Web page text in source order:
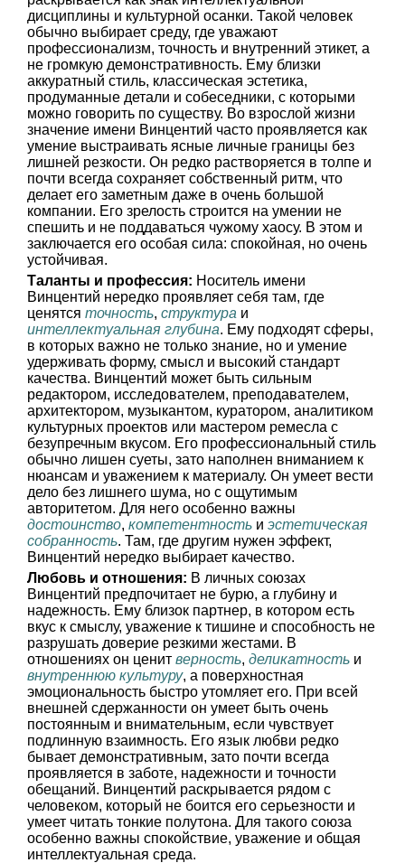
дисциплины и культурной осанки. Такой человек
обычно выбирает среду, где уважают
профессионализм, точность и внутренний этикет, а
не громкую демонстративность. Ему близки
аккуратный стиль, классическая эстетика,
продуманные детали и собеседники, с которыми
можно говорить по существу. Во взрослой жизни
значение имени Винцентий часто проявляется как
умение выстраивать ясные личные границы без
лишней резкости. Он редко растворяется в толпе и
почти всегда сохраняет собственный ритм, что
делает его заметным даже в очень большой
компании. Его зрелость строится на умении не
спешить и не поддаваться чужому хаосу. В этом и
заключается его особая сила: спокойная, но очень
устойчивая.
Таланты и профессия: Носитель имени
Винцентий нередко проявляет себя там, где
ценятся точность, структура и
интеллектуальная глубина. Ему подходят сферы,
в которых важно не только знание, но и умение
удерживать форму, смысл и высокий стандарт
качества. Винцентий может быть сильным
редактором, исследователем, преподавателем,
архитектором, музыкантом, куратором, аналитиком
культурных проектов или мастером ремесла с
безупречным вкусом. Его профессиональный стиль
обычно лишен суеты, зато наполнен вниманием к
нюансам и уважением к материалу. Он умеет вести
дело без лишнего шума, но с ощутимым
авторитетом. Для него особенно важны
достоинство, компетентность и эстетическая
собранность. Там, где другим нужен эффект,
Винцентий нередко выбирает качество.
Любовь и отношения: В личных союзах
Винцентий предпочитает не бурю, а глубину и
надежность. Ему близок партнер, в котором есть
вкус к смыслу, уважение к тишине и способность не
разрушать доверие резкими жестами. В
отношениях он ценит верность, деликатность и
внутреннюю культуру, а поверхностная
эмоциональность быстро утомляет его. При всей
внешней сдержанности он умеет быть очень
постоянным и внимательным, если чувствует
подлинную взаимность. Его язык любви редко
бывает демонстративным, зато почти всегда
проявляется в заботе, надежности и точности
обещаний. Винцентий раскрывается рядом с
человеком, который не боится его серьезности и
умеет читать тонкие полутона. Для такого союза
особенно важны спокойствие, уважение и общая
интеллектуальная среда.